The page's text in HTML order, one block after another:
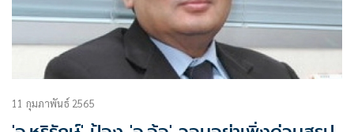
11 กุมภาพันธ์ 2565